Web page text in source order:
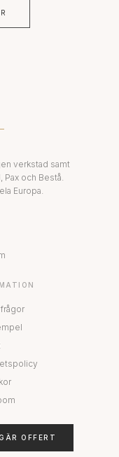
verkstad samt
Pax och Bestå.
Europa.
OFFERT